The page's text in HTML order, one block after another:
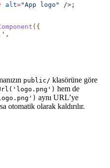
alt="App logo" /> ;
({
,
public/ klasörüne göre
hem de
aynı URL’ye
otomatik olarak kaldırılır.